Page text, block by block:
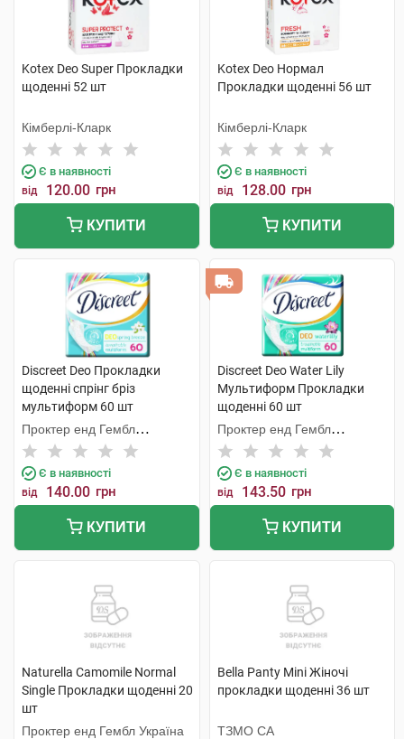
Kotex Deo Super Прокладки
щоденні 52 шт
Кімберлі-Кларк
Є в наявності
від 120.00 грн
КУПИТИ
Kotex Deo Нормал
Прокладки щоденні 56 шт
Кімберлі-Кларк
Є в наявності
від 128.00 грн
КУПИТИ
Discreet Deo Прокладки
щоденні спрінг бріз
мультиформ 60 шт
Проктер енд Гембл
Мануфекчурінг
Є в наявності
від 140.00 грн
КУПИТИ
Discreet Deo Water Lily
Мультиформ Прокладки
щоденні 60 шт
Проктер енд Гембл
Мануфекчурінг
Є в наявності
від 143.50 грн
КУПИТИ
Naturella Camomile Normal
Single Прокладки щоденнi 20
шт
Проктер енд Гембл Україна
Bella Panty Mini Жіночі
прокладки щоденні 36 шт
ТЗМО СА